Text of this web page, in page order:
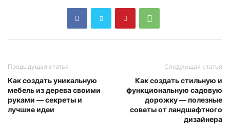
Предыдущая статья
Как создать уникальную
мебель из дерева своими
руками — секреты и
лучшие идеи
Следующая статья
Как создать стильную и
функциональную садовую
дорожку — полезные
советы от ландшафтного
дизайнера